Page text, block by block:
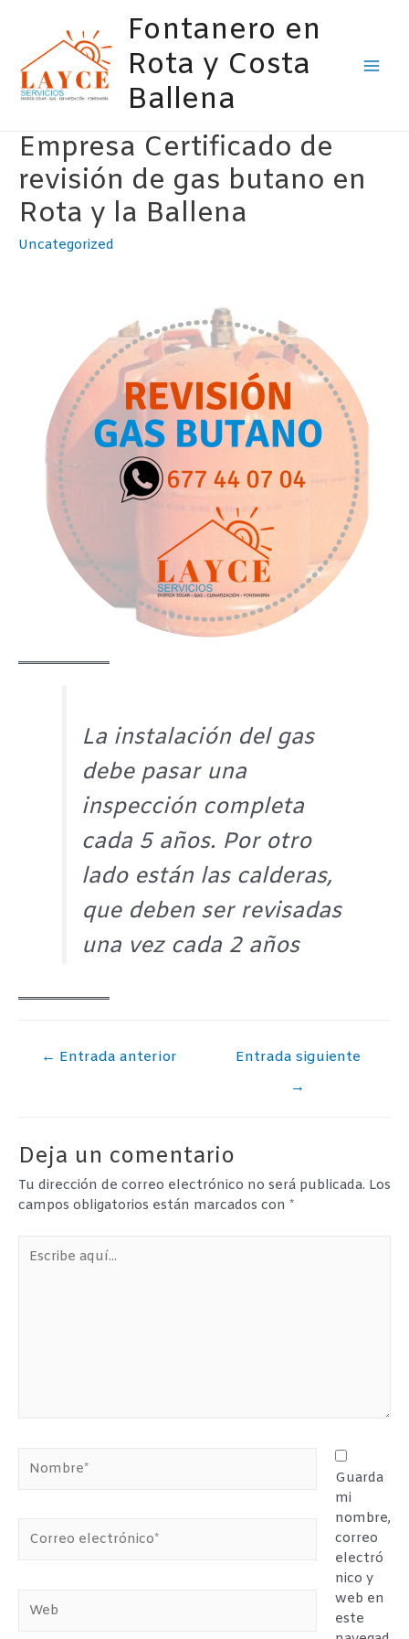
contenido
Fontanero en
Rota y Costa
Ballena
Empresa Certificado de
revisión de gas butano en
Rota y la Ballena
Uncategorized
La instalación del gas
debe pasar una
inspección completa
cada 5 años. Por otro
lado están las calderas,
que deben ser revisadas
una vez cada 2 años
Navegación
← Entrada anterior
Entrada siguiente
→
Deja un comentario
Tu dirección de correo electrónico no será publicada. Los
campos obligatorios están marcados con *
aquí...
electrónico*
Guarda
mi
nombre,
correo
electró
nico y
web en
este